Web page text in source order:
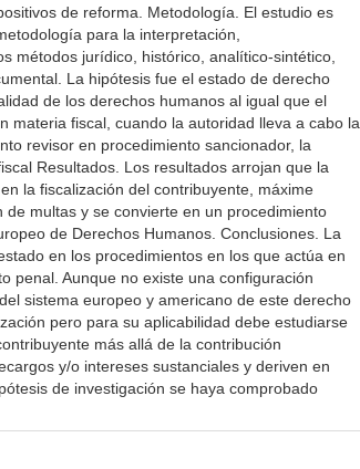
de reforma. Metodología. El estudio es
para la interpretación,
métodos jurídico, histórico, analítico-sintético,
La hipótesis fue el estado de derecho
de los derechos humanos al igual que el
materia fiscal, cuando la autoridad lleva a cabo la
revisor en procedimiento sancionador, la
Resultados. Los resultados arrojan que la
la fiscalización del contribuyente, máxime
multas y se convierte en un procedimiento
de Derechos Humanos. Conclusiones. La
en los procedimientos en los que actúa en
penal. Aunque no existe una configuración
sistema europeo y americano de este derecho
pero para su aplicabilidad debe estudiarse
más allá de la contribución
y/o intereses sustanciales y deriven en
de investigación se haya comprobado